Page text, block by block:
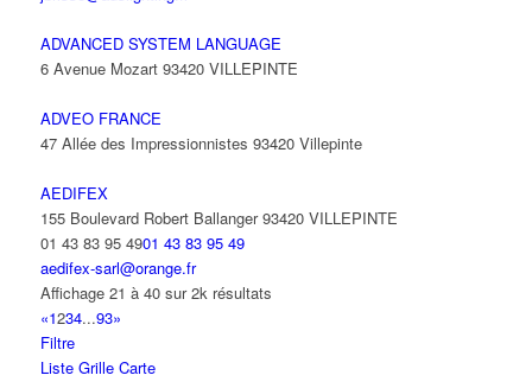
ADVANCED SYSTEM LANGUAGE
6 Avenue Mozart 93420 VILLEPINTE
ADVEO FRANCE
47 Allée des Impressionnistes 93420 Villepinte
AEDIFEX
155 Boulevard Robert Ballanger 93420 VILLEPINTE
01 43 83 95 4901 43 83 95 49
aedifex-sarl@orange.fr
Affichage 21 à 40 sur 2k résultats
«1234...93»
Filtre
Liste Grille Carte